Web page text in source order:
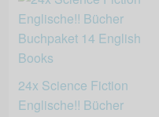
24x Science Fiction
Englische!! Bücher